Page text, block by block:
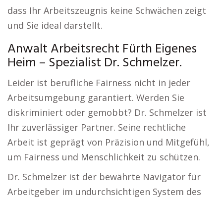
dass Ihr Arbeitszeugnis keine Schwächen zeigt
und Sie ideal darstellt.
Anwalt Arbeitsrecht Fürth Eigenes
Heim – Spezialist Dr. Schmelzer.
Leider ist berufliche Fairness nicht in jeder
Arbeitsumgebung garantiert. Werden Sie
diskriminiert oder gemobbt? Dr. Schmelzer ist
Ihr zuverlässiger Partner. Seine rechtliche
Arbeit ist geprägt von Präzision und Mitgefühl,
um Fairness und Menschlichkeit zu schützen.
Dr. Schmelzer ist der bewährte Navigator für
Arbeitgeber im undurchsichtigen System des